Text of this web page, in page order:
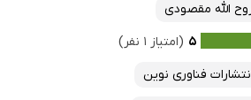
الله مقصودی
۵ (امتیاز ۱ نفر)
فناوری نوین